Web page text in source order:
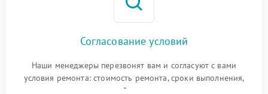
Согласование условий
Наши менеджеры перезвонят вам и согласуют с вами
условия ремонта: стоимость ремонта, сроки выполнения,
гарантийные условия